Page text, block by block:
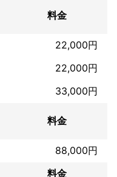
料金
22,000円
22,000円
33,000円
料金
88,000円
料金